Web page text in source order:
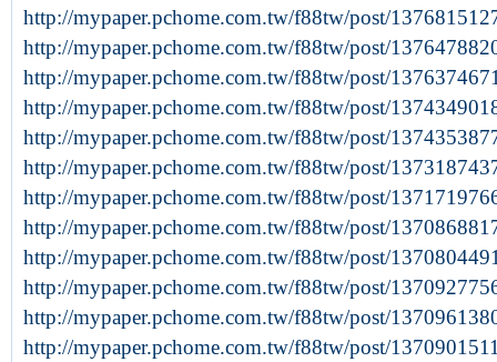
http://mypaper.pchome.com.tw/f88tw/post/
http://mypaper.pchome.com.tw/f88tw/post/
http://mypaper.pchome.com.tw/f88tw/post/
http://mypaper.pchome.com.tw/f88tw/post/
http://mypaper.pchome.com.tw/f88tw/post/
http://mypaper.pchome.com.tw/f88tw/post/
http://mypaper.pchome.com.tw/f88tw/post/
http://mypaper.pchome.com.tw/f88tw/post/
http://mypaper.pchome.com.tw/f88tw/post/
http://mypaper.pchome.com.tw/f88tw/post/
http://mypaper.pchome.com.tw/f88tw/post/
http://mypaper.pchome.com.tw/f88tw/post/